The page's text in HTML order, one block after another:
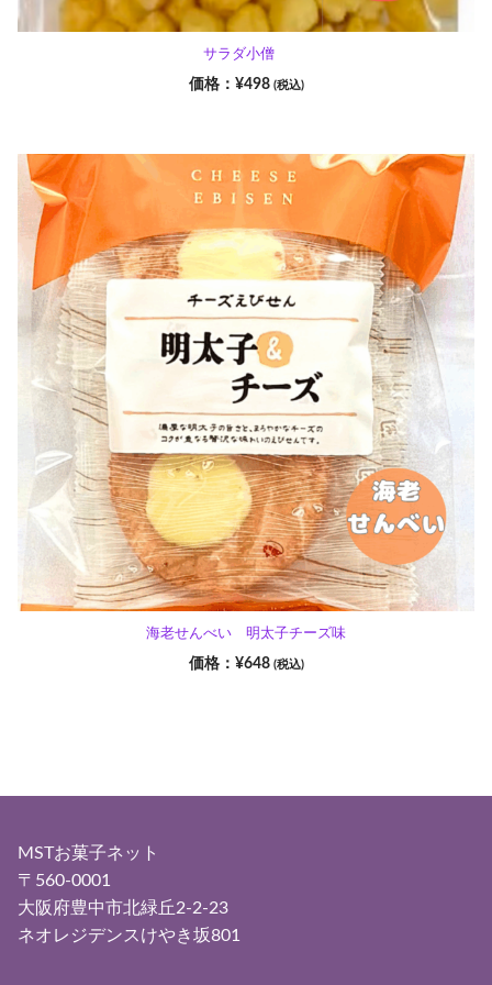
サラダ小僧
¥498 (税込)
海老せんべい 明太子チーズ味
¥648 (税込)
MSTお菓子ネット
〒560-0001
大阪府豊中市北緑丘2-2-23
ネオレジデンスけやき坂801